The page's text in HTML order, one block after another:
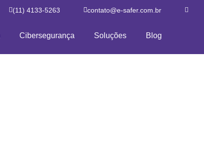
(11) 4133-5263 contato@e-safer.com.br
Cibersegurança Soluções Blog